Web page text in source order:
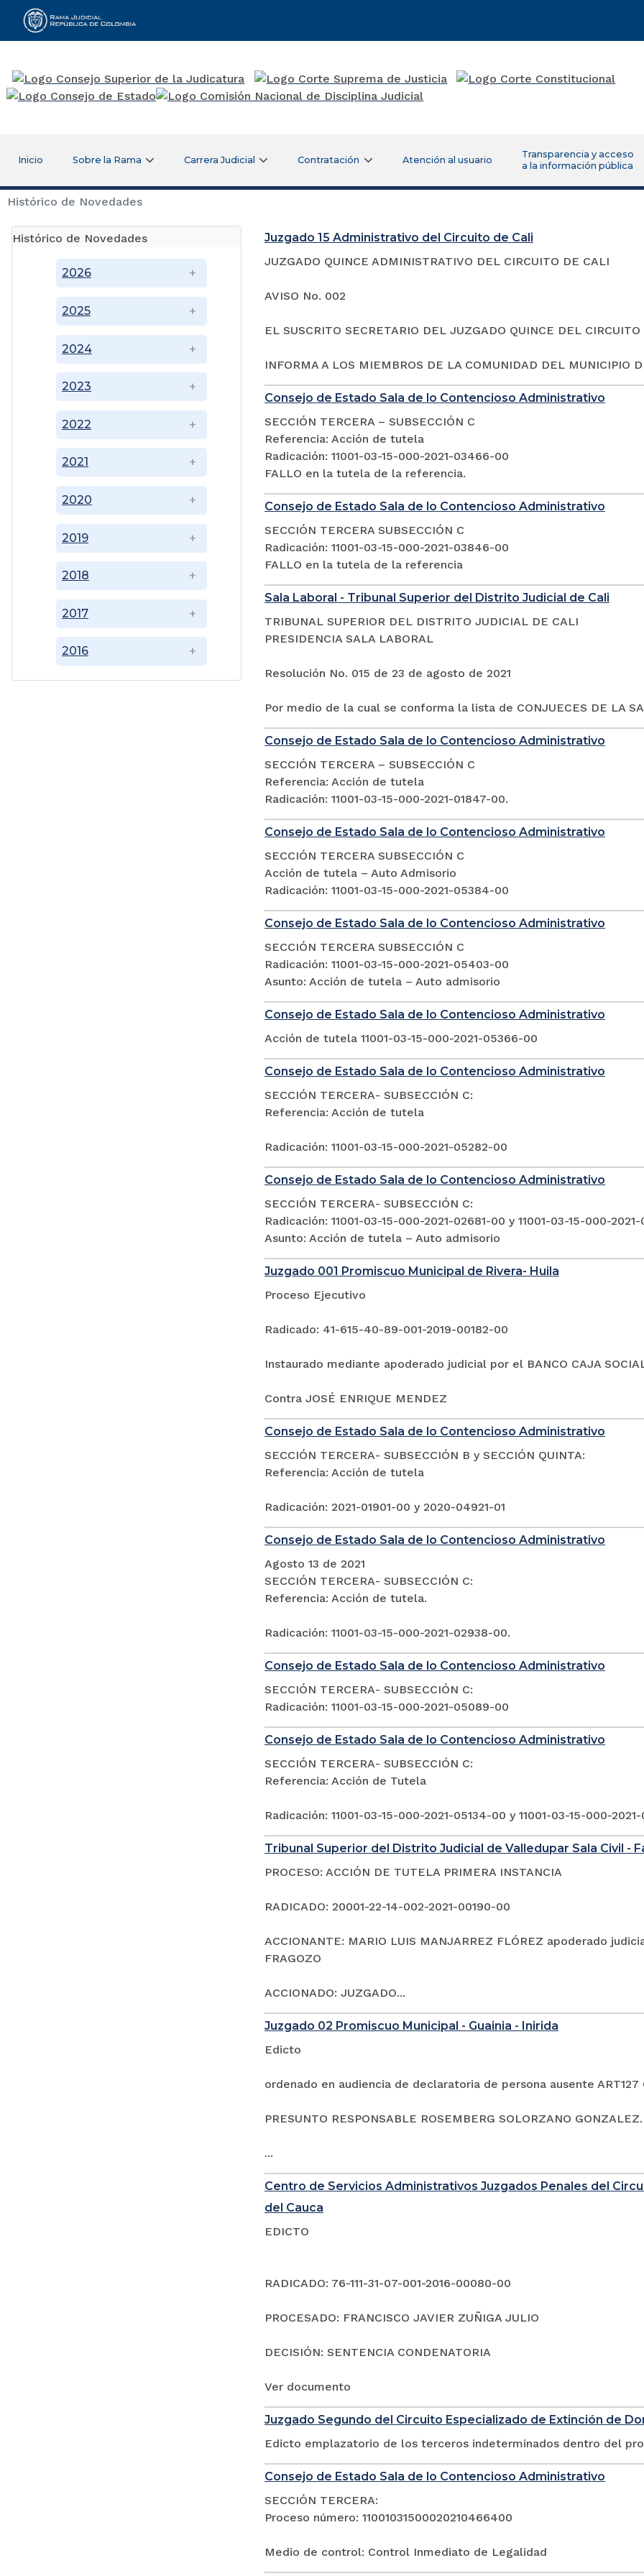
Rama Judicial
Inicio Sobre la Rama Carrera Judicial Contratación Atención al usuario
Transparencia y acceso
a la información pública
Histórico de Novedades
Histórico de Novedades
2016
2017
2018
2019
2020
2021
2022
2023
2024
2025
2026
Juzgado 15 Administrativo del Circuito de Cali
JUZGADO QUINCE ADMINISTRATIVO DEL CIRCUITO DE CALI
AVISO No. 002
EL SUSCRITO SECRETARIO DEL JUZGADO QUINCE DEL
INFORMA A LOS MIEMBROS DE LA COMUNIDAD DEL MUNICIPIO
Consejo de Estado Sala de lo Contencioso Administrativo
SECCIÓN TERCERA – SUBSECCIÓN C
Referencia: Acción de tutela
Radicación: 11001-03-15-000-2021-03466-00
FALLO en la tutela de la referencia.
Consejo de Estado Sala de lo Contencioso Administrativo
SECCIÓN TERCERA SUBSECCIÓN C
Radicación: 11001-03-15-000-2021-03846-00
FALLO en la tutela de la referencia
Sala Laboral - Tribunal Superior del Distrito Judicial de Cali
TRIBUNAL SUPERIOR DEL DISTRITO JUDICIAL DE CALI
PRESIDENCIA SALA LABORAL
Resolución No. 015 de 23 de agosto de 2021
Por medio de la cual se conforma la lista de CONJUECES DE LA
Consejo de Estado Sala de lo Contencioso Administrativo
SECCIÓN TERCERA – SUBSECCIÓN C
Referencia: Acción de tutela
Radicación: 11001-03-15-000-2021-01847-00.
Consejo de Estado Sala de lo Contencioso Administrativo
SECCIÓN TERCERA SUBSECCIÓN C
Acción de tutela – Auto Admisorio
Radicación: 11001-03-15-000-2021-05384-00
Consejo de Estado Sala de lo Contencioso Administrativo
SECCIÓN TERCERA SUBSECCIÓN C
Radicación: 11001-03-15-000-2021-05403-00
Asunto: Acción de tutela – Auto admisorio
Consejo de Estado Sala de lo Contencioso Administrativo
Acción de tutela 11001-03-15-000-2021-05366-00
Consejo de Estado Sala de lo Contencioso Administrativo
SECCIÓN TERCERA- SUBSECCIÓN C:
Referencia: Acción de tutela
Radicación: 11001-03-15-000-2021-05282-00
Consejo de Estado Sala de lo Contencioso Administrativo
SECCIÓN TERCERA- SUBSECCIÓN C:
Radicación: 11001-03-15-000-2021-02681-00 y 11001-03-15-000-
Asunto: Acción de tutela – Auto admisorio
Juzgado 001 Promiscuo Municipal de Rivera- Huila
Proceso Ejecutivo
Radicado: 41-615-40-89-001-2019-00182-00
Instaurado mediante apoderado judicial por el BANCO CAJA
Contra JOSÉ ENRIQUE MENDEZ
Consejo de Estado Sala de lo Contencioso Administrativo
SECCIÓN TERCERA- SUBSECCIÓN B y SECCIÓN QUINTA:
Referencia: Acción de tutela
Radicación: 2021-01901-00 y 2020-04921-01
Consejo de Estado Sala de lo Contencioso Administrativo
Agosto 13 de 2021
SECCIÓN TERCERA- SUBSECCIÓN C:
Referencia: Acción de tutela.
Radicación: 11001-03-15-000-2021-02938-00.
Consejo de Estado Sala de lo Contencioso Administrativo
SECCIÓN TERCERA- SUBSECCIÓN C:
Radicación: 11001-03-15-000-2021-05089-00
Consejo de Estado Sala de lo Contencioso Administrativo
SECCIÓN TERCERA- SUBSECCIÓN C:
Referencia: Acción de Tutela
Radicación: 11001-03-15-000-2021-05134-00 y 11001-03-15-000-
Tribunal Superior del Distrito Judicial de Valledupar Sala Civil -
PROCESO: ACCIÓN DE TUTELA PRIMERA INSTANCIA
RADICADO: 20001-22-14-002-2021-00190-00
ACCIONANTE: MARIO LUIS MANJARREZ FLÓREZ apoderado
FRAGOZO
ACCIONADO: JUZGADO...
Juzgado 02 Promiscuo Municipal - Guainia - Inirida
Edicto
ordenado en audiencia de declaratoria de persona ausente ART127
PRESUNTO RESPONSABLE ROSEMBERG SOLORZANO
...
Centro de Servicios Administrativos Juzgados Penales del
del Cauca
EDICTO
RADICADO: 76-111-31-07-001-2016-00080-00
PROCESADO: FRANCISCO JAVIER ZUÑIGA JULIO
DECISIÓN: SENTENCIA CONDENATORIA
Ver documento
Juzgado Segundo del Circuito Especializado de Extinción de
Edicto emplazatorio de los terceros indeterminados dentro del
Consejo de Estado Sala de lo Contencioso Administrativo
SECCIÓN TERCERA:
Proceso número: 11001031500020210466400
Medio de control: Control Inmediato de Legalidad